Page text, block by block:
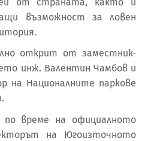
възможност за ловен
открит от заместник-
инж. Валентин Чамбов и
на Националните паркове
по време на официалното
на Югоизточното